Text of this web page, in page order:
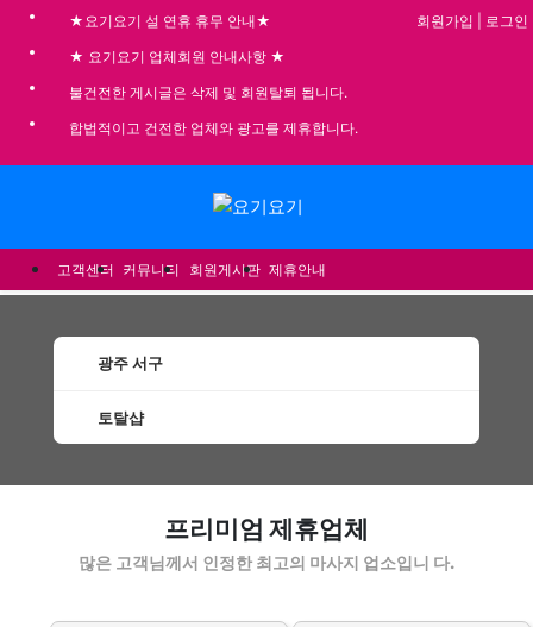
★요기요기 설 연휴 휴무 안내★
★ 요기요기 업체회원 안내사항 ★
불건전한 게시글은 삭제 및 회원탈퇴 됩니다.
합법적이고 건전한 업체와 광고를 제휴합니다.
회원가입 로그인
고객센터 커뮤니티 회원게시판 제휴안내
광주 서구
토탈샵
프리미엄 제휴업체
많은 고객님께서 인정한 최고의 마사지 업소입니 다.